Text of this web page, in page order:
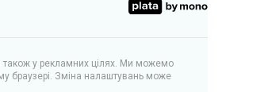
також у рекламних цілях. Ми можемо
браузері. Зміна налаштувань може